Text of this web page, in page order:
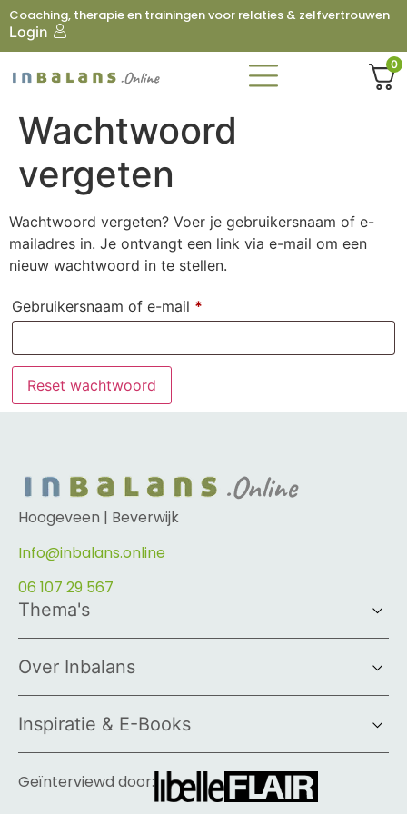
Coaching, therapie en trainingen voor relaties & zelfvertrouwen
Login
0
Wachtwoord
vergeten
Wachtwoord vergeten? Voer je gebruikersnaam of e-
mailadres in. Je ontvangt een link via e-mail om een
nieuw wachtwoord in te stellen.
Gebruikersnaam of e-mail *
Reset wachtwoord
Hoogeveen | Beverwijk
Info@inbalans.online
06 107 29 567
Thema's
Over Inbalans
Inspiratie & E-Books
Geïnterviewd door: